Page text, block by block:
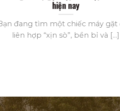
hiện nay
đang tìm một chiếc máy gặt
liên hợp “xịn sò”, bền bỉ và [...]